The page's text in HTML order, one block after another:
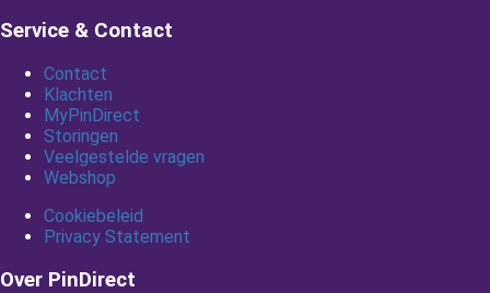
Service & Contact
Contact
Klachten
MyPinDirect
Storingen
Veelgestelde vragen
Webshop
Cookiebeleid
Privacy Statement
Over PinDirect